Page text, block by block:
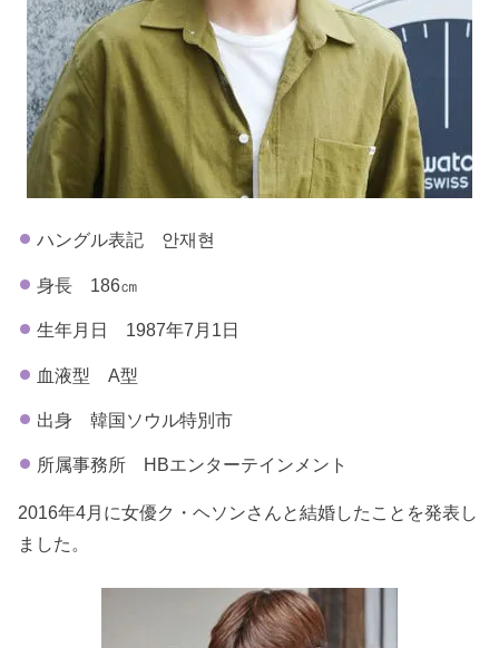
ハングル表記 안재현
身長 186㎝
生年月日 1987年7月1日
血液型 A型
出身 韓国ソウル特別市
所属事務所 HBエンターテインメント
2016年4月に女優ク・ヘソンさんと結婚したことを発表し
ました。